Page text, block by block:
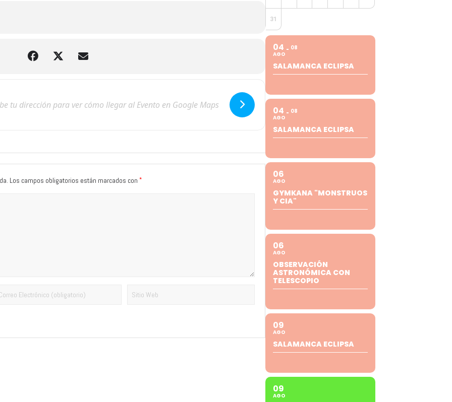
Los campos obligatorios están marcados con *
31
04
AGO
08
SALAMANCA ECLIPSA
04
AGO
08
SALAMANCA ECLIPSA
06
AGO
GYMKANA "MONSTRUOS
Y CIA"
06
AGO
OBSERVACIÓN
ASTRONÓMICA CON
TELESCOPIO
09
AGO
SALAMANCA ECLIPSA
09
AGO